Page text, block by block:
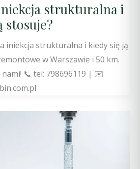
iniekcja strukturalna i
stosuje?
iniekcja strukturalna i kiedy się ją
w Warszawie i 50 km.
📞 tel: 798696119 | ✉️